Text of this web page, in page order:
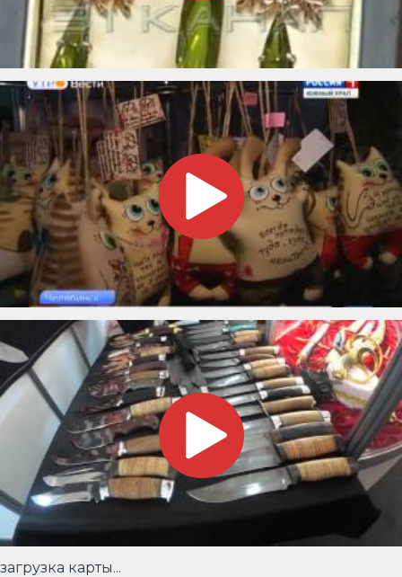
загрузка карты...